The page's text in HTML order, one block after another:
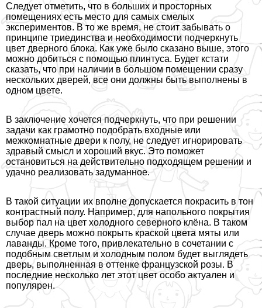
Следует отметить, что в больших и просторных
помещениях есть место для самых смелых
экспериментов. В то же время, не стоит забывать о
принципе триединства и необходимости подчеркнуть
цвет дверного блока. Как уже было сказано выше, этого
можно добиться с помощью плинтуса. Будет кстати
сказать, что при наличии в большом помещении сразу
нескольких дверей, все они должны быть выполнены в
одном цвете.
В заключение хочется подчеркнуть, что при решении
задачи как грамотно подобрать входные или
межкомнатные двери к полу, не следует игнорировать
здравый смысл и хороший вкус. Это поможет
остановиться на действительно подходящем решении и
удачно реализовать задуманное.
В такой ситуации их вполне допускается покрасить в тон
контрастный полу. Например, для напольного покрытия
выбор пал на цвет холодного северного клёна. В таком
случае дверь можно покрыть краской цвета мяты или
лаванды. Кроме того, привлекательно в сочетании с
подобным светлым и холодным полом будет выглядеть
дверь, выполненная в оттенке французской розы. В
последние несколько лет этот цвет особо актуален и
популярен.